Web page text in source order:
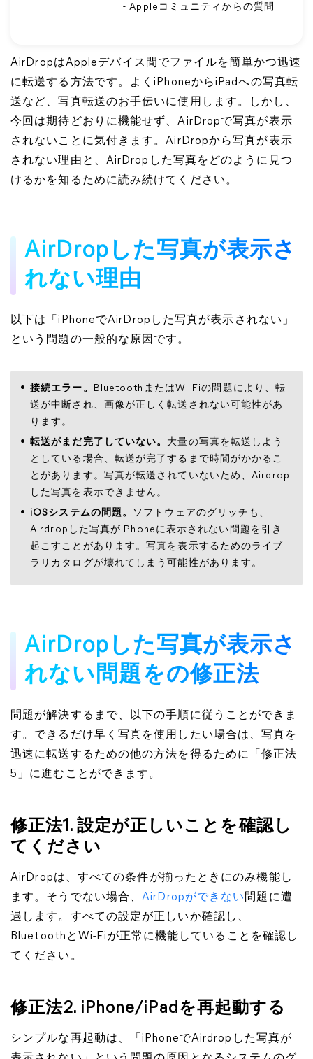
- Appleコミュニティからの質問
AirDropはAppleデバイス間でファイルを簡単かつ迅速
に転送する方法です。よくiPhoneからiPadへの写真転
送など、写真転送のお手伝いに使用します。しかし、
今回は期待どおりに機能せず、AirDropで写真が表示
されないことに気付きます。AirDropから写真が表示
されない理由と、AirDropした写真をどのように見つ
けるかを知るために読み続けてください。
AirDropした写真が表示さ
れない理由
以下は「iPhoneでAirDropした写真が表示されない」
という問題の一般的な原因です。
接続エラー。 BluetoothまたはWi-Fiの問題により、転
送が中断され、画像が正しく転送されない可能性があ
ります。
転送がまだ完了していない。 大量の写真を転送しよう
としている場合、転送が完了するまで時間がかかるこ
とがあります。写真が転送されていないため、Airdrop
した写真を表示できません。
iOSシステムの問題。
ソフトウェアのグリッチも、
Airdropした写真がiPhoneに表示されない問題を引き
起こすことがあります。写真を表示するためのライブ
ラリカタログが壊れてしまう可能性があります。
AirDropした写真が表示さ
れない問題をの修正法
問題が解決するまで、以下の手順に従うことができま
す。できるだけ早く写真を使用したい場合は、写真を
迅速に転送するための他の方法を得るために「修正法
5」に進むことができます。
修正法1. 設定が正しいことを確認し
てください
AirDropは、すべての条件が揃ったときにのみ機能し
ます。そうでない場合、AirDropができない 問題に遭
遇します。すべての設定が正しいか確認し、
BluetoothとWi-Fiが正常に機能していることを確認し
てください。
修正法2. iPhone/iPadを再起動する
シンプルな再起動は、「iPhoneでAirdropした写真が